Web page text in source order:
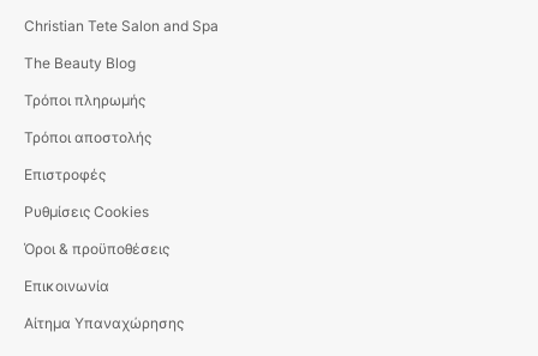
Christian Tete Salon and Spa
The Beauty Blog
Τρόποι πληρωμής
Τρόποι αποστολής
Επιστροφές
Ρυθμίσεις Cookies
Όροι & προϋποθέσεις
Επικοινωνία
Αίτημα Υπαναχώρησης